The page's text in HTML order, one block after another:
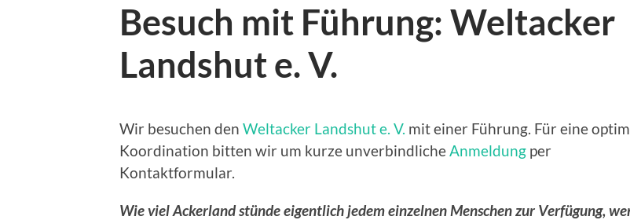
Besuch mit Führung: Weltacker
Landshut e. V.
Wir besuchen den Weltacker Landshut e. V. mit einer Führung. Für eine
Koordination bitten wir um kurze unverbindliche Anmeldung per
Kontaktformular.
Wie viel Ackerland stünde eigentlich jedem einzelnen Menschen zur Verfügung,